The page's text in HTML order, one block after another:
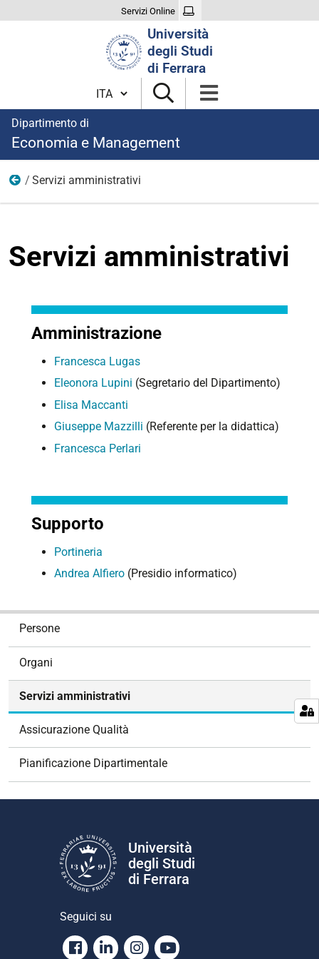
Servizi Online
Università
degli Studi
di Ferrara
Cambia lingua
Dipartimento di
Economia e Management
Organizzazione
Servizi amministrativi
Servizi amministrativi
Amministrazione
Francesca Lugas
Eleonora Lupini (Segretario del Dipartimento)
Elisa Maccanti
Giuseppe Mazzilli (Referente per la didattica)
Francesca Perlari
Supporto
Portineria
Andrea Alfiero (Presidio informatico)
Persone
Organi
Servizi amministrativi
Assicurazione Qualità
Pianificazione Dipartimentale
Università
degli Studi
di Ferrara
Seguici su
Facebook
LinkedinInstagram
Youtube